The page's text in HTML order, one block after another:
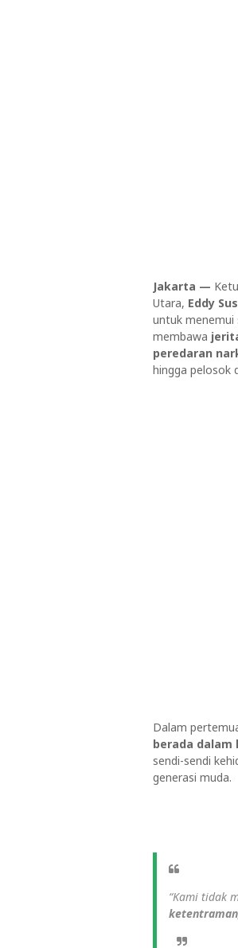
Jakarta —
Utara, Eddy
untuk menemui
membawa
peredaran
hingga pelosok
Dalam
berada
sendi-sendi
generasi muda.
“Kami tidak